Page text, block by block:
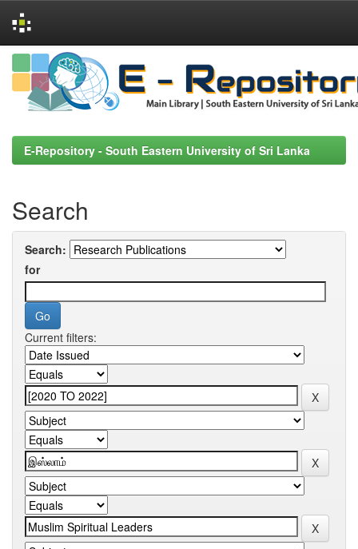
Skip
navigation
E-Repository - South Eastern University of Sri Lanka
Search
Search:
for
Current filters: